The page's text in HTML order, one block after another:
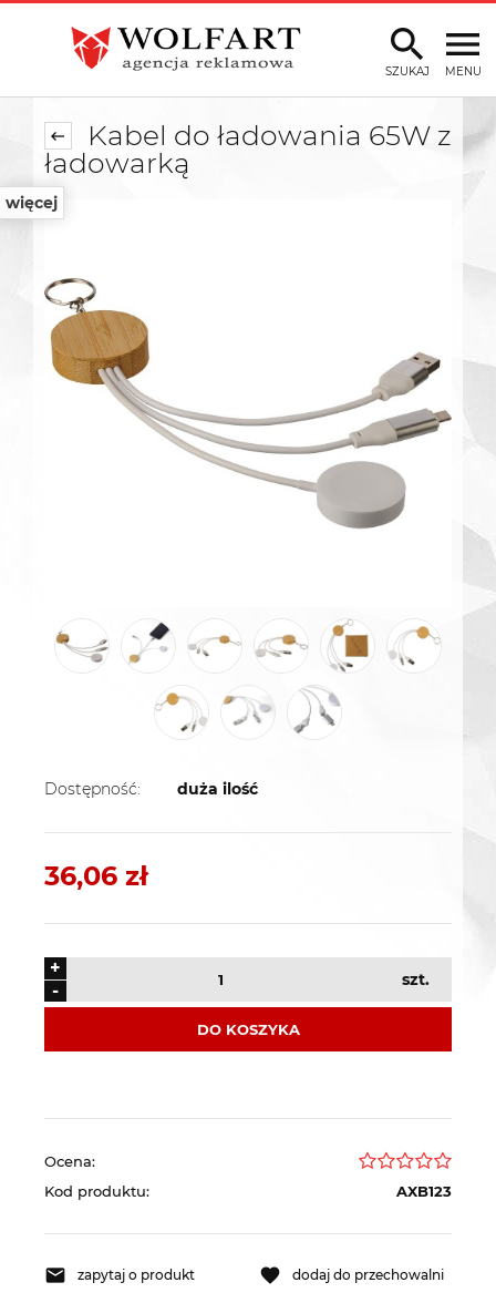
MENU
SZUKAJ
więcej
Kabel do ładowania 65W z
ładowarką
Dostępność: duża ilość
36,06 zł
-
+
szt.
DO KOSZYKA
Ocena:
Kod produktu:
AXB123
zapytaj o produkt dodaj do przechowalni